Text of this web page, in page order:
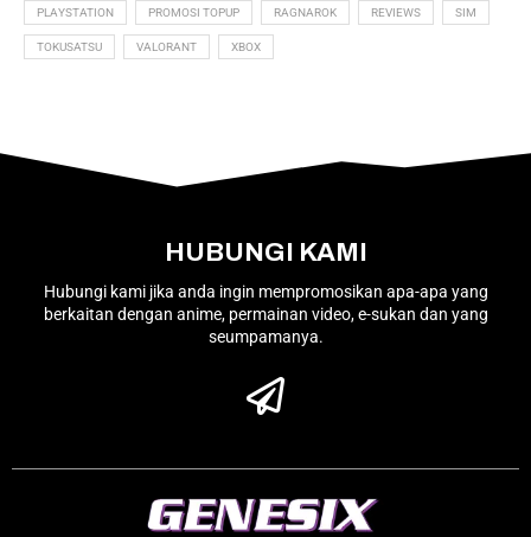
PLAYSTATION PROMOSI TOPUP RAGNAROK REVIEWS SIM
TOKUSATSU VALORANT XBOX
HUBUNGI KAMI
Hubungi kami jika anda ingin mempromosikan apa-apa yang
berkaitan dengan anime, permainan video, e-sukan dan yang
seumpamanya.